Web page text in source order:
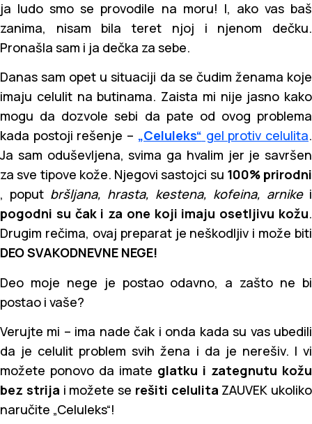
ja ludo smo se provodile na moru! I, ako vas baš
zanima, nisam bila teret njoj i njenom dečku.
Pronašla sam i ja dečka za sebe.
Danas sam opet u situaciji da se čudim ženama koje
imaju celulit na butinama. Zaista mi nije jasno kako
mogu da dozvole sebi da pate od ovog problema
kada postoji rešenje – „Celuleks“ gel protiv celulita.
Ja sam oduševljena, svima ga hvalim jer je savršen
za sve tipove kože. Njegovi sastojci su 100% prirodni
, poput bršljana, hrasta, kestena, kofeina, arnikei
pogodni su čak i za one koji imaju osetljivu kožu.
Drugim rečima, ovaj preparat je neškodljiv i može biti
DEO SVAKODNEVNE NEGE!
Deo moje nege je postao odavno, a zašto ne bi
postao i vaše?
Verujte mi – ima nade čak i onda kada su vas ubedili
da je celulit problem svih žena i da je nerešiv. I vi
možete ponovo da imate glatku i zategnutu kožu
bez strija i možete se rešiti celulita ZAUVEK ukoliko
naručite „Celuleks“!